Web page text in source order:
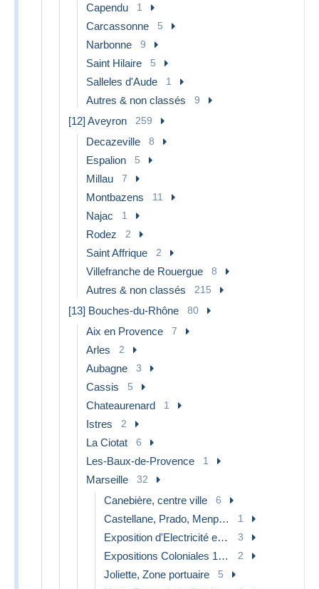
Capendu 1
Carcassonne 5
Narbonne 9
Saint Hilaire 5
Salleles d'Aude 1
Autres & non classés 9
[12] Aveyron 259
Decazeville 8
Espalion 5
Millau 7
Montbazens 11
Najac 1
Rodez 2
Saint Affrique 2
Villefranche de Rouergue 8
Autres & non classés 215
[13] Bouches-du-Rhône 80
Aix en Provence 7
Arles 2
Aubagne 3
Cassis 5
Chateaurenard 1
Istres 2
La Ciotat 6
Les-Baux-de-Provence 1
Marseille 32
Canebière, centre ville 6
Castellane, Prado, Menpenti, Rouet 1
Exposition d'Electricité et autres 3
Expositions Coloniales 1906 - 1922 2
Joliette, Zone portuaire 5